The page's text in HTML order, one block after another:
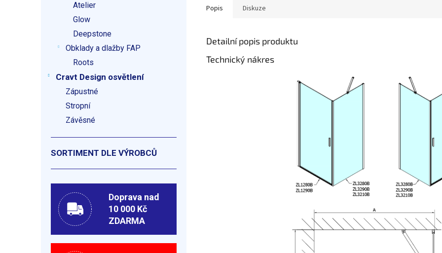
Atelier
Glow
Deepstone
Obklady a dlažby FAP
Roots
Cravt Design osvětlení
Zápustné
Stropní
Závěsné
SORTIMENT DLE VÝROBCŮ
Doprava nad
10 000 Kč
ZDARMA
Popis Diskuze
Detailní popis produktu
Technický nákres